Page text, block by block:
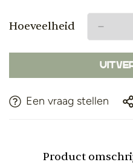
Hoeveelheid
Een vraag stellen
Product